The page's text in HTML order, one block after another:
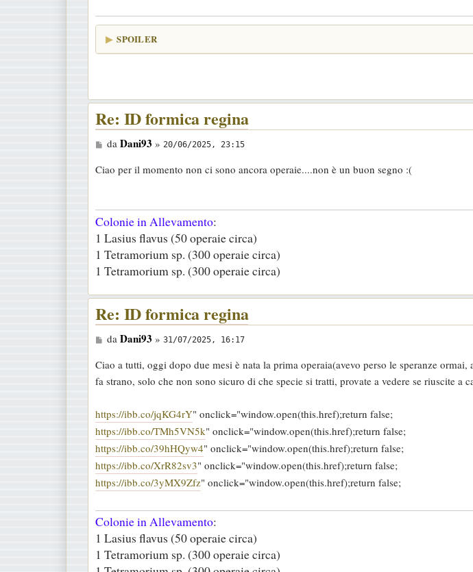
a
g
SPOILER
Re: ID formica regina
M
s
a
g
g
o
da Dani93 » 20/06/2025, 23:15
Ciao per il momento non ci sono ancora operaie....non è un buon segno :(
Colonie in Allevamento:
1 Lasius flavus (50 operaie circa)
1 Tetramorium sp. (300 operaie circa)
1 Tetramorium sp. (300 operaie circa)
Re: ID formica regina
M
s
s
g
g
i
o
da Dani93 » 31/07/2025, 16:17
Ciao a tutti, oggi dopo due mesi è nata la prima operaia(avevo perso le speranze
fa strano, solo che non sono sicuro di che specie si tratti, provate a vedere se riuscite a
https://ibb.co/jqKG4rY" onclick="window.open(this.href);return false;
https://ibb.co/TMh5VN5k" onclick="window.open(this.href);return false;
https://ibb.co/39hHQyw4" onclick="window.open(this.href);return false;
https://ibb.co/XrR82sv3" onclick="window.open(this.href);return false;
https://ibb.co/3yMX9Zfz" onclick="window.open(this.href);return false;
Colonie in Allevamento:
1 Lasius flavus (50 operaie circa)
1 Tetramorium sp. (300 operaie circa)